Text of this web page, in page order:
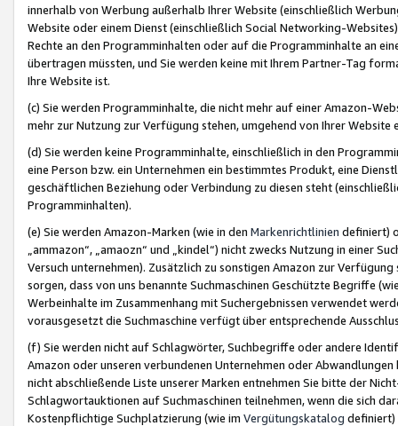
innerhalb von Werbung außerhalb Ihrer Website (einschließlich
Website oder einem Dienst (einschließlich Social Networking-
Rechte an den Programminhalten oder auf die Programminhalte an
übertragen müssten, und Sie werden keine mit Ihrem Partner-Tag
Ihre Website ist.
(c) Sie werden Programminhalte, die nicht mehr auf einer Amazon-
mehr zur Nutzung zur Verfügung stehen, umgehend von Ihrer
(d) Sie werden keine Programminhalte, einschließlich in den
eine Person bzw. ein Unternehmen ein bestimmtes Produkt, eine
geschäftlichen Beziehung oder Verbindung zu diesen steht
Programminhalten).
(e) Sie werden Amazon-Marken (wie in den Markenrichtlinien definiert)
„ammazon“, „amaozn“ und „kindel“) nicht zwecks Nutzung in einer
Versuch unternehmen). Zusätzlich zu sonstigen Amazon zur
sorgen, dass von uns benannte Suchmaschinen Geschützte Begriffe
Werbeinhalte im Zusammenhang mit Suchergebnissen verwendet
vorausgesetzt die Suchmaschine verfügt über entsprechende
(f) Sie werden nicht auf Schlagwörter, Suchbegriffe oder andere
Amazon oder unseren verbundenen Unternehmen oder
nicht abschließende Liste unserer Marken entnehmen Sie bitte der
Schlagwortauktionen auf Suchmaschinen teilnehmen, wenn die sich
Kostenpflichtige Suchplatzierung (wie im Vergütungskatalog definiert)